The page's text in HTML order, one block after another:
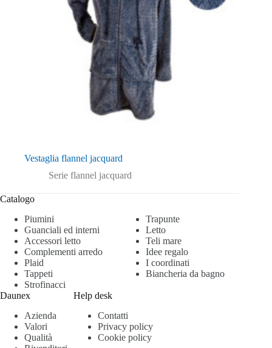
Vestaglia flannel jacquard
Serie flannel jacquard
Catalogo
Piumini
Trapunte
Guanciali ed interni
Letto
Accessori letto
Teli mare
Complementi arredo
Idee regalo
Plaid
I coordinati
Tappeti
Biancheria da bagno
Strofinacci
Daunex
Azienda
Valori
Qualità
Help desk
Contatti
Privacy policy
Cookie policy